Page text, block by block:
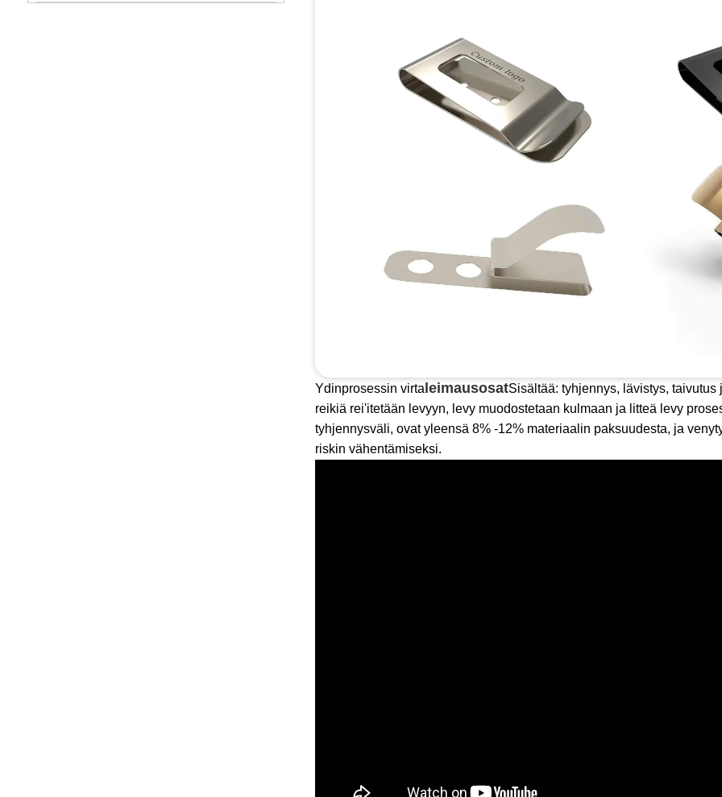
Ydinprosessin virtaleimausosatSisältää: tyhjennys, lävistys,
reikiä rei'itetään levyyn, levy muodostetaan kulmaan ja litteä levy
tyhjennysväli, ovat yleensä 8% -12% materiaalin paksuudesta, ja
riskin vähentämiseksi.